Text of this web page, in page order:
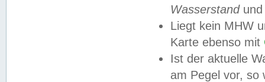
Wasserstandund
Liegt kein MHW
Karte ebenso mit
Ist der aktuelle
am Pegel vor,